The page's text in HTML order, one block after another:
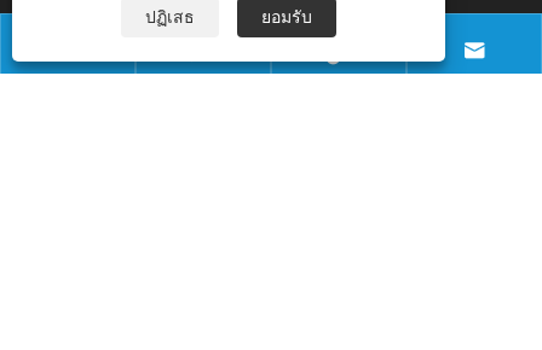
+8618028968963

ปฏิเสธ ยอมรับ